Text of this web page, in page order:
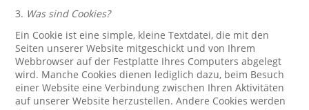
3. Was sind Cookies?
Ein Cookie ist eine simple, kleine Textdatei, die mit den
Seiten unserer Website mitgeschickt und von Ihrem
Webbrowser auf der Festplatte Ihres Computers abgelegt
wird. Manche Cookies dienen lediglich dazu, beim Besuch
einer Website eine Verbindung zwischen Ihren Aktivitäten
auf unserer Website herzustellen. Andere Cookies werden